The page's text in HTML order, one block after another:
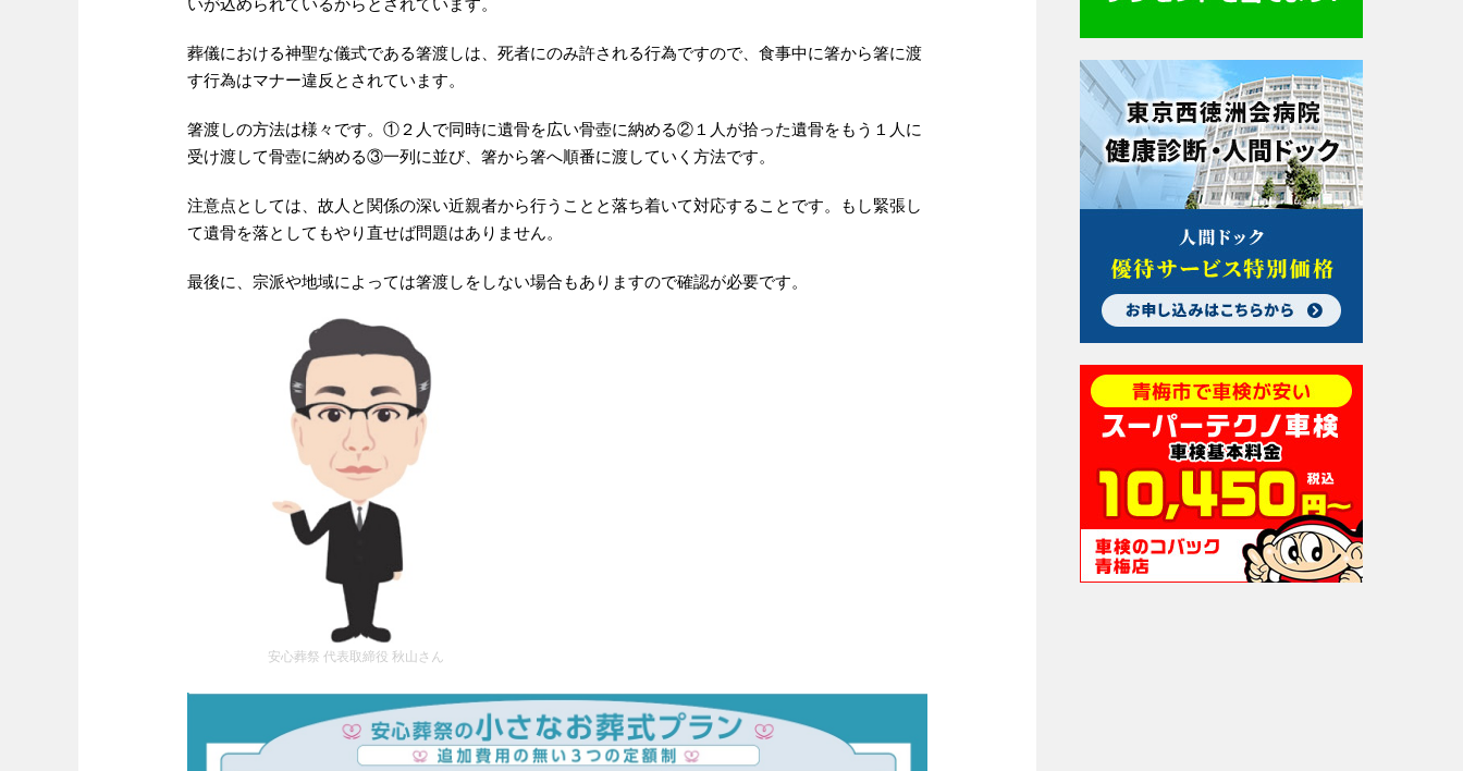
いが込められているからとされています。
葬儀における神聖な儀式である箸渡しは、死者にのみ許される行為ですので、食事中に箸から箸に渡
す行為はマナー違反とされています。
箸渡しの方法は様々です。①２人で同時に遺骨を広い骨壺に納める②１人が拾った遺骨をもう１人に
受け渡して骨壺に納める③一列に並び、箸から箸へ順番に渡していく方法です。
注意点としては、故人と関係の深い近親者から行うことと落ち着いて対応することです。もし緊張し
て遺骨を落としてもやり直せば問題はありません。
最後に、宗派や地域によっては箸渡しをしない場合もありますので確認が必要です。
安心葬祭 代表取締役 秋山さん